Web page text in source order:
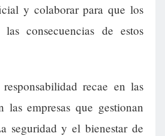
y colaborar para que los
consecuencias de estos
recae en las
las empresas que gestionan
seguridad y el bienestar de